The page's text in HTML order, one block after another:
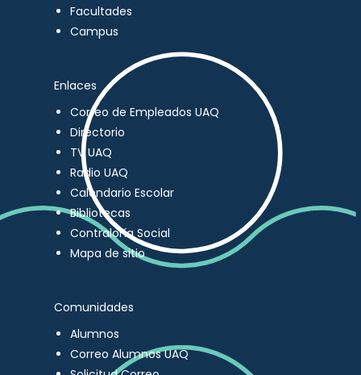
Facultades
Campus
Enlaces
Correo de Empleados UAQ
Directorio
TV UAQ
Radio UAQ
Calendario Escolar
Bibliotecas
Contraloría Social
Mapa de sitio
Comunidades
Alumnos
Correo Alumnos UAQ